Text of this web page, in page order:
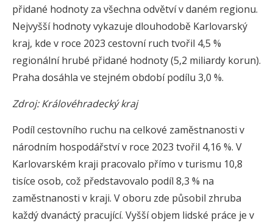
přidané hodnoty za všechna odvětví v daném regionu.
Nejvyšší hodnoty vykazuje dlouhodobě Karlovarský
kraj, kde v roce 2023 cestovní ruch tvořil 4,5 %
regionální hrubé přidané hodnoty (5,2 miliardy korun).
Praha dosáhla ve stejném období podílu 3,0 %.
Zdroj: Královéhradecký kraj
Podíl cestovního ruchu na celkové zaměstnanosti v
národním hospodářství v roce 2023 tvořil 4,16 %. V
Karlovarském kraji pracovalo přímo v turismu 10,8
tisíce osob, což představovalo podíl 8,3 % na
zaměstnanosti v kraji. V oboru zde působil zhruba
každý dvanáctý pracující. Vyšší objem lidské práce je v